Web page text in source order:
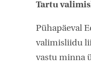
Tartu
Pühapäeval
valimisliidu
vastu minna